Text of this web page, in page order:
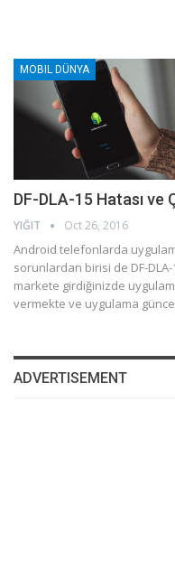
MOBIL DÜNYA
DF-DLA-15 Hatası ve
YIĞIT Oct 26, 2016
Android telefonlarda
sorunlardan birisi de DF-
markete girdiğinizde
vermekte ve uygulama
ADVERTISEMENT